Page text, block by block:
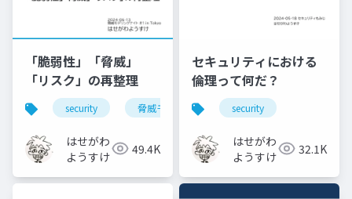
「脆弱性」「脅威」
「リスク」の再整理
security 脅威モデリング
はせがわ
ようすけ
49.4K
セキュリティにおける
倫理って何だ？
security
はせがわ
ようすけ
32.1K